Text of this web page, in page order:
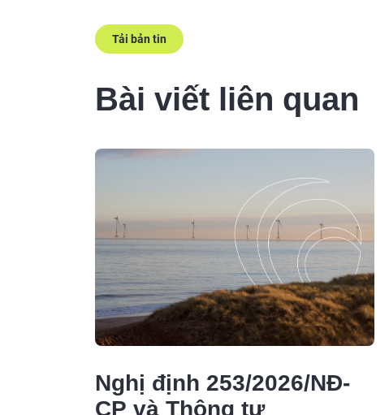
Tải bản tin
Bài viết liên quan
Nghị định 253/2026/NĐ-
CP và Thông tư